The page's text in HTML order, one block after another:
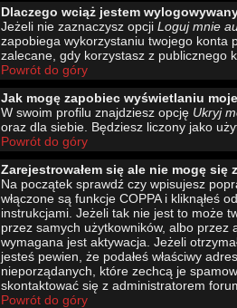
Dlaczego wciąż jestem
Jeżeli nie zaznaczysz opcji Loguj mnie
zapobiega wykorzystaniu twojego konta
zalecane, gdy korzystasz z publicznego
Powrót do góry
Jak mogę zapobiec wyświetlaniu
W swoim profilu znajdziesz opcję Ukryj
oraz dla siebie. Będziesz liczony jako
Powrót do góry
Zarejestrowałem się ale nie mogę się
Na początek sprawdź czy wpisujesz
włączone są funkcje COPPA i kliknąłeś
instrukcjami. Jeżeli tak nie jest to może
przez samych użytkowników, albo
wymagana jest aktywacja. Jeżeli
jesteś pewien, że podałeś właściwy
nieporządanych, które zechcą je
skontaktować się z administratorem
Powrót do góry